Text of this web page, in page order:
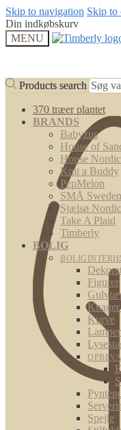
Skip to navigation Skip to
Din indkøbskurv
MENU
Products search
370 træer plantet
Products search
BRANDS
Babyzus
House of
House Nordic
Knit a Buddy
PepMelon
SMÅ Sweden
Sjælsø Nordic
Take A Plaid
Timberly
BOLIG
Figurer
Kurve
Lamper
Spejle